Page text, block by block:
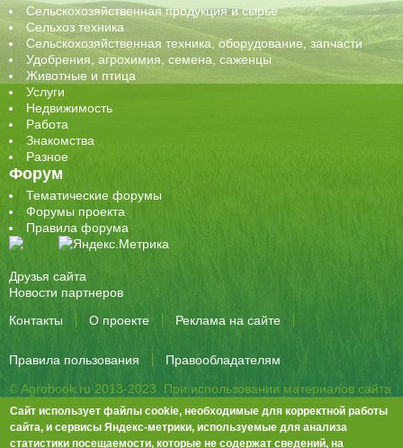
Сельскохозяйственная продукция и сырье
Сельхоз техника
Сельскохозяйственная техника, оборудование, запчасти
Удобрения, агрохимия, семена, саженцы
Животные и птица
Услуги
Недвижимость
Работа
Знакомства
Разное
Форум
Тематические форумы
Форумы проекта
Правила форума
Друзья сайта
Новости партнеров
Контакты
О проекте Реклама на сайте
Правила пользования
Правообладателям
© Agrobook.ru 2013-2023. При использовании материалов сайта
активная ссылка на публикацию обязательна.
344000, Ростов-на-Дону, ул. Города Волос, д.6, 8 этаж, офис 803
Тел./факс: +7 (863) 282-83-13 e-mail:info@agrobook.ru
Сайт использует файлы cookie, необходимые для корректной работы
сайта, и сервисы Яндекс-метрики, используемые для анализа
статистики посещаемости, которые не содержат сведений, на